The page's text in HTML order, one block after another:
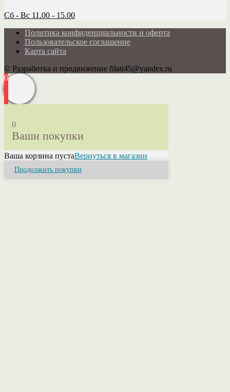
Сб - Вс 11.00 - 15.00
Политика конфиденциальности и оферта
Пользовательское соглашение
Карта сайта
© Разработка и продвижение filati45@yandex.ru
0
0
Ваши покупки
Ваша корзина пустаВернуться в магазин
Продолжить покупки